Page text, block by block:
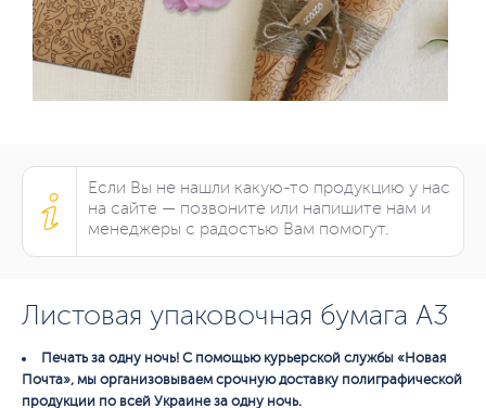
Если Вы не нашли какую-то продукцию у нас
на сайте — позвоните или напишите нам и
менеджеры с радостью Вам помогут.
Листовая упаковочная бумага А3
Печать за одну ночь! С помощью курьерской службы «Новая
Почта», мы организовываем срочную доставку полиграфической
продукции по всей Украине за одну ночь.